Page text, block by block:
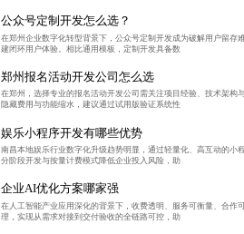
公众号定制开发怎么选？
在郑州企业数字化转型背景下，公众号定制开发成为破解用户留
建闭环用户体验。相比通用模板，定制开发具备数
郑州报名活动开发公司怎么选
在郑州，选择专业的报名活动开发公司需关注项目经验、技术架
隐藏费用与功能缩水，建议通过试用版验证系统性
娱乐小程序开发有哪些优势
南昌本地娱乐行业数字化升级趋势明显，通过轻量化、高互动的
分阶段开发与按量计费模式降低企业投入风险，助
企业AI优化方案哪家强
在人工智能产业应用深化的背景下，收费透明、服务可衡量、合
理，实现从需求对接到交付验收的全链路可控，助